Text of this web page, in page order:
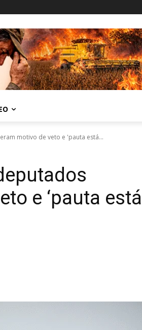
motivo de veto e 'pauta está...
e ‘pauta está